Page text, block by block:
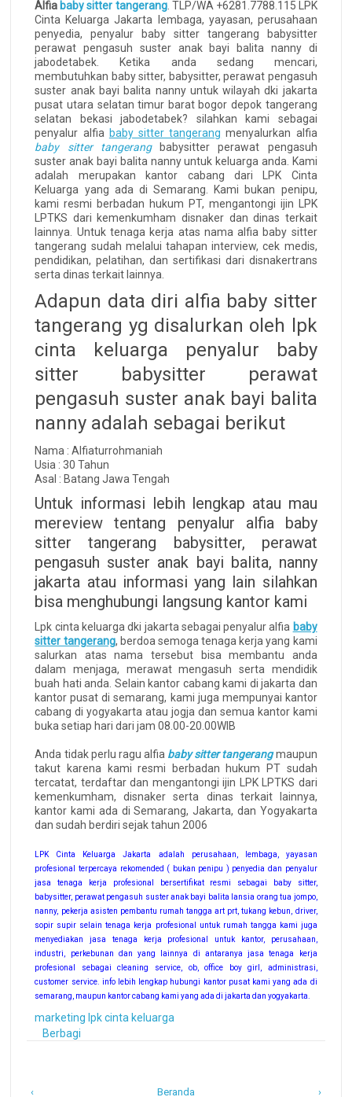
Alfia baby sitter tangerang. TLP/WA +6281.7788.115 LPK
Cinta Keluarga Jakarta lembaga, yayasan, perusahaan
penyedia, penyalur baby sitter tangerang babysitter
perawat pengasuh suster anak bayi balita nanny di
jabodetabek. Ketika anda sedang mencari,
membutuhkan baby sitter, babysitter, perawat pengasuh
suster anak bayi balita nanny untuk wilayah dki jakarta
pusat utara selatan timur barat bogor depok tangerang
selatan bekasi jabodetabek? silahkan kami sebagai
penyalur alfia baby sitter tangerang menyalurkan alfia
baby sitter tangerangbabysitter perawat pengasuh
suster anak bayi balita nanny untuk keluarga anda. Kami
adalah merupakan kantor cabang dari LPK Cinta
Keluarga yang ada di Semarang. Kami bukan penipu,
kami resmi berbadan hukum PT, mengantongi ijin LPK
LPTKS dari kemenkumham disnaker dan dinas terkait
lainnya. Untuk tenaga kerja atas nama alfia baby sitter
tangerang sudah melalui tahapan interview, cek medis,
pendidikan, pelatihan, dan sertifikasi dari disnakertrans
serta dinas terkait lainnya.
Adapun data diri alfia baby sitter
tangerang yg disalurkan oleh lpk
cinta keluarga penyalur baby
sitter babysitter perawat
pengasuh suster anak bayi balita
nanny adalah sebagai berikut
Nama : Alfiaturrohmaniah
Usia : 30 Tahun
Asal : Batang Jawa Tengah
Untuk informasi lebih lengkap atau mau
mereview tentang penyalur alfia baby
sitter tangerang babysitter, perawat
pengasuh suster anak bayi balita, nanny
jakarta atau informasi yang lain silahkan
bisa menghubungi langsung kantor kami
Lpk cinta keluarga dki jakarta sebagai penyalur alfia baby
sitter tangerang, berdoa semoga tenaga kerja yang kami
salurkan atas nama tersebut bisa membantu anda
dalam menjaga, merawat mengasuh serta mendidik
buah hati anda. Selain kantor cabang kami di jakarta dan
kantor pusat di semarang, kami juga mempunyai kantor
cabang di yogyakarta atau jogja dan semua kantor kami
buka setiap hari dari jam 08.00-20.00WIB
Anda tidak perlu ragu alfia baby sitter tangerangmaupun
takut karena kami resmi berbadan hukum PT sudah
tercatat, terdaftar dan mengantongi ijin LPK LPTKS dari
kemenkumham, disnaker serta dinas terkait lainnya,
kantor kami ada di Semarang, Jakarta, dan Yogyakarta
dan sudah berdiri sejak tahun 2006
LPK Cinta Keluarga Jakarta adalah perusahaan, lembaga, yayasan
profesional terpercaya rekomended ( bukan penipu ) penyedia dan penyalur
jasa tenaga kerja profesional bersertifikat resmi sebagai baby sitter,
babysitter, perawat pengasuh suster anak bayi balita lansia orang tua jompo,
nanny, pekerja asisten pembantu rumah tangga art prt, tukang kebun, driver,
sopir supir selain tenaga kerja profesional untuk rumah tangga kami juga
menyediakan jasa tenaga kerja profesional untuk kantor, perusahaan,
industri, perkebunan dan yang lainnya di antaranya jasa tenaga kerja
profesional sebagai cleaning service, ob, office boy girl, administrasi,
customer service. info lebih lengkap hubungi kantor pusat kami yang ada di
semarang, maupun kantor cabang kami yang ada di jakarta dan yogyakarta.
marketing lpk cinta keluarga
Berbagi
‹ ›
Beranda